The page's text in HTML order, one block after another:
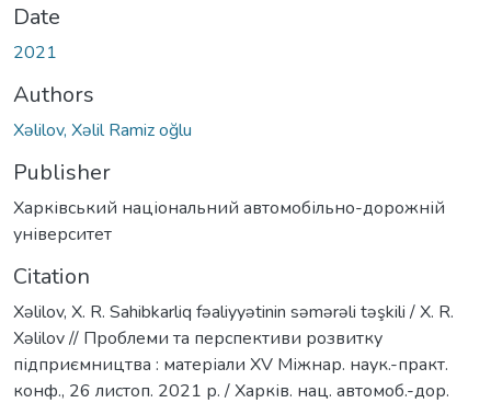
Date
2021
Authors
Xəlilov, Xəlil Ramiz oğlu
Publisher
Харківський національний автомобільно-дорожній
університет
Citation
Xəlilov, X. R. Sahibkarliq fəaliyyətinin səmərəli təşkili / X. R.
Xəlilov // Проблеми та перспективи розвитку
підприємництва : матеріали ХV Міжнар. наук.-практ.
конф., 26 листоп. 2021 р. / Харків. нац. автомоб.-дор.